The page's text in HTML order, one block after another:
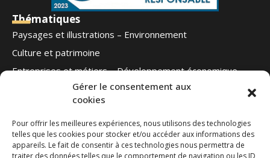
Gérer le consentement aux
cookies
Pour offrir les meilleures expériences, nous utilisons des technologies
telles que les cookies pour stocker et/ou accéder aux informations des
appareils. Le fait de consentir à ces technologies nous permettra de
traiter des données telles que le comportement de navigation ou les ID
Thématiques
Paysages et illustrations – Environnement
Culture et patrimoine
Entreprises et métiers – Développement économique
Football – Autres sports
Qui sommes-nous
Blog
Contact